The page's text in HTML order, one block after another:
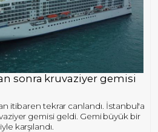
sonra kruvaziyer gemisi
itibaren tekrar canlandı. İstanbul'a
gemisi geldi. Gemi büyük bir
karşılandı.